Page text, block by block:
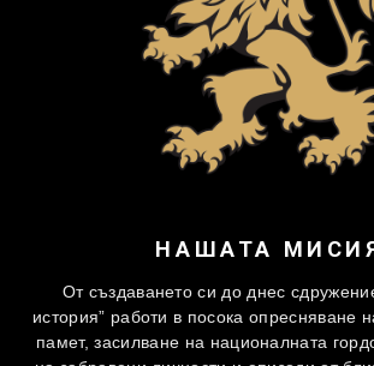
НАШАТА
От създаването си до днес
история” работи в посока опресняване
памет, засилване на националната